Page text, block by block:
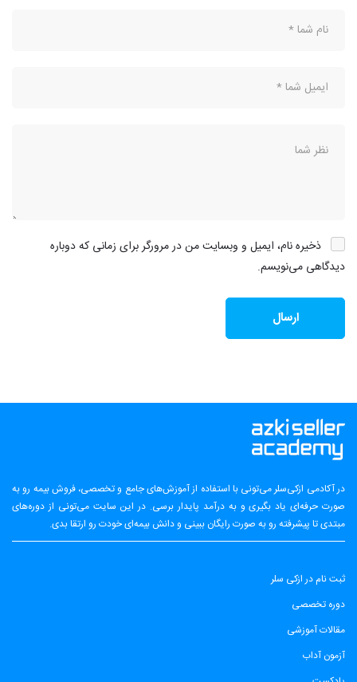
ذخیره نام، ایمیل و وبسایت من در مرورگر برای زمانی که دوباره
دیدگاهی می‌نویسم.
در آکادمی ازکی‌سلر می‌تونی با استفاده از آموزش‌های جامع و تخصصی، فروش بیمه رو به
صورت حرفه‌ای یاد بگیری و به درآمد پایدار برسی. در این سایت می‌تونی از دوره‌های
مبتدی تا پیشرفته رو به صورت رایگان ببینی و دانش بیمه‌ای خودت رو ارتقا بدی.
ثبت نام در ازکی سلر
دوره تخصصی
مقالات آموزشی
آزمون آداب